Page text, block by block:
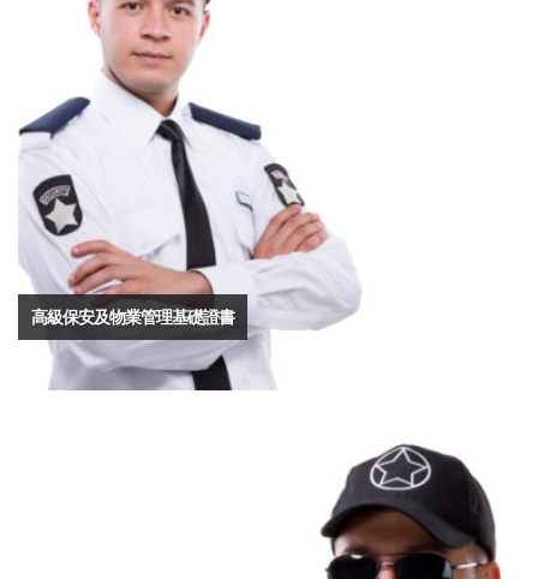
高級保安及物業管理基礎證書